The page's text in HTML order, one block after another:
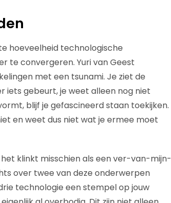
hoeveelheid technologische
te convergeren. Yuri van Geest
met een tsunami. Je ziet de
iets gebeurt, je weet alleen nog niet
blijf je gefascineerd staan toekijken.
en weet dus niet wat je ermee moet
klinkt misschien als een ver-van-mijn-
over twee van deze onderwerpen
technologie een stempel op jouw